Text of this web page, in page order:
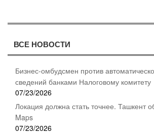
ВСЕ НОВОСТИ
Бизнес-омбудсмен против
сведений банками Налоговому комитету
07/23/2026
Локация должна стать точнее. Ташкент
Maps
07/23/2026